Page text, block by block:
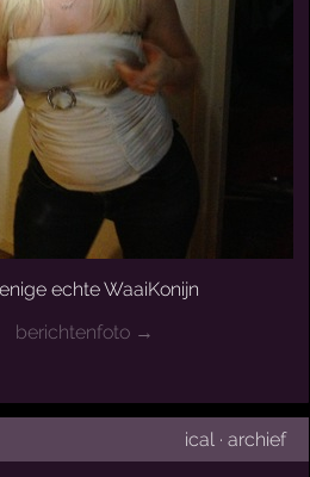
echte WaaiKonijn
berichtenfoto →
ical · archief